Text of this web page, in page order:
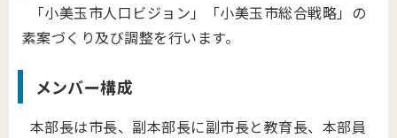
「小美玉市人口ビジョン」「小美玉市総合戦略」の
素案づくり及び調整を行います。
メンバー構成
本部長は市長、副本部長に副市長と教育長、本部員